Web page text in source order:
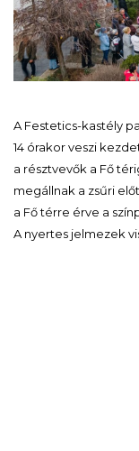
A Festetics-kastély
14 órakor veszi
a résztvevők a Fő
megállnak a zsűri
a Fő térre érve a
A nyertes jelmezek